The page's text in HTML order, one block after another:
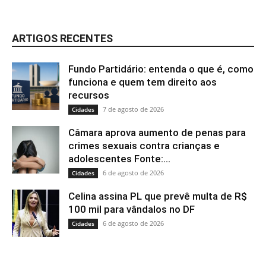
ARTIGOS RECENTES
Fundo Partidário: entenda o que é, como
funciona e quem tem direito aos
recursos
Cidades 7 de agosto de 2026
Câmara aprova aumento de penas para
crimes sexuais contra crianças e
adolescentes Fonte:...
Cidades 6 de agosto de 2026
Celina assina PL que prevê multa de R$
100 mil para vândalos no DF
Cidades 6 de agosto de 2026